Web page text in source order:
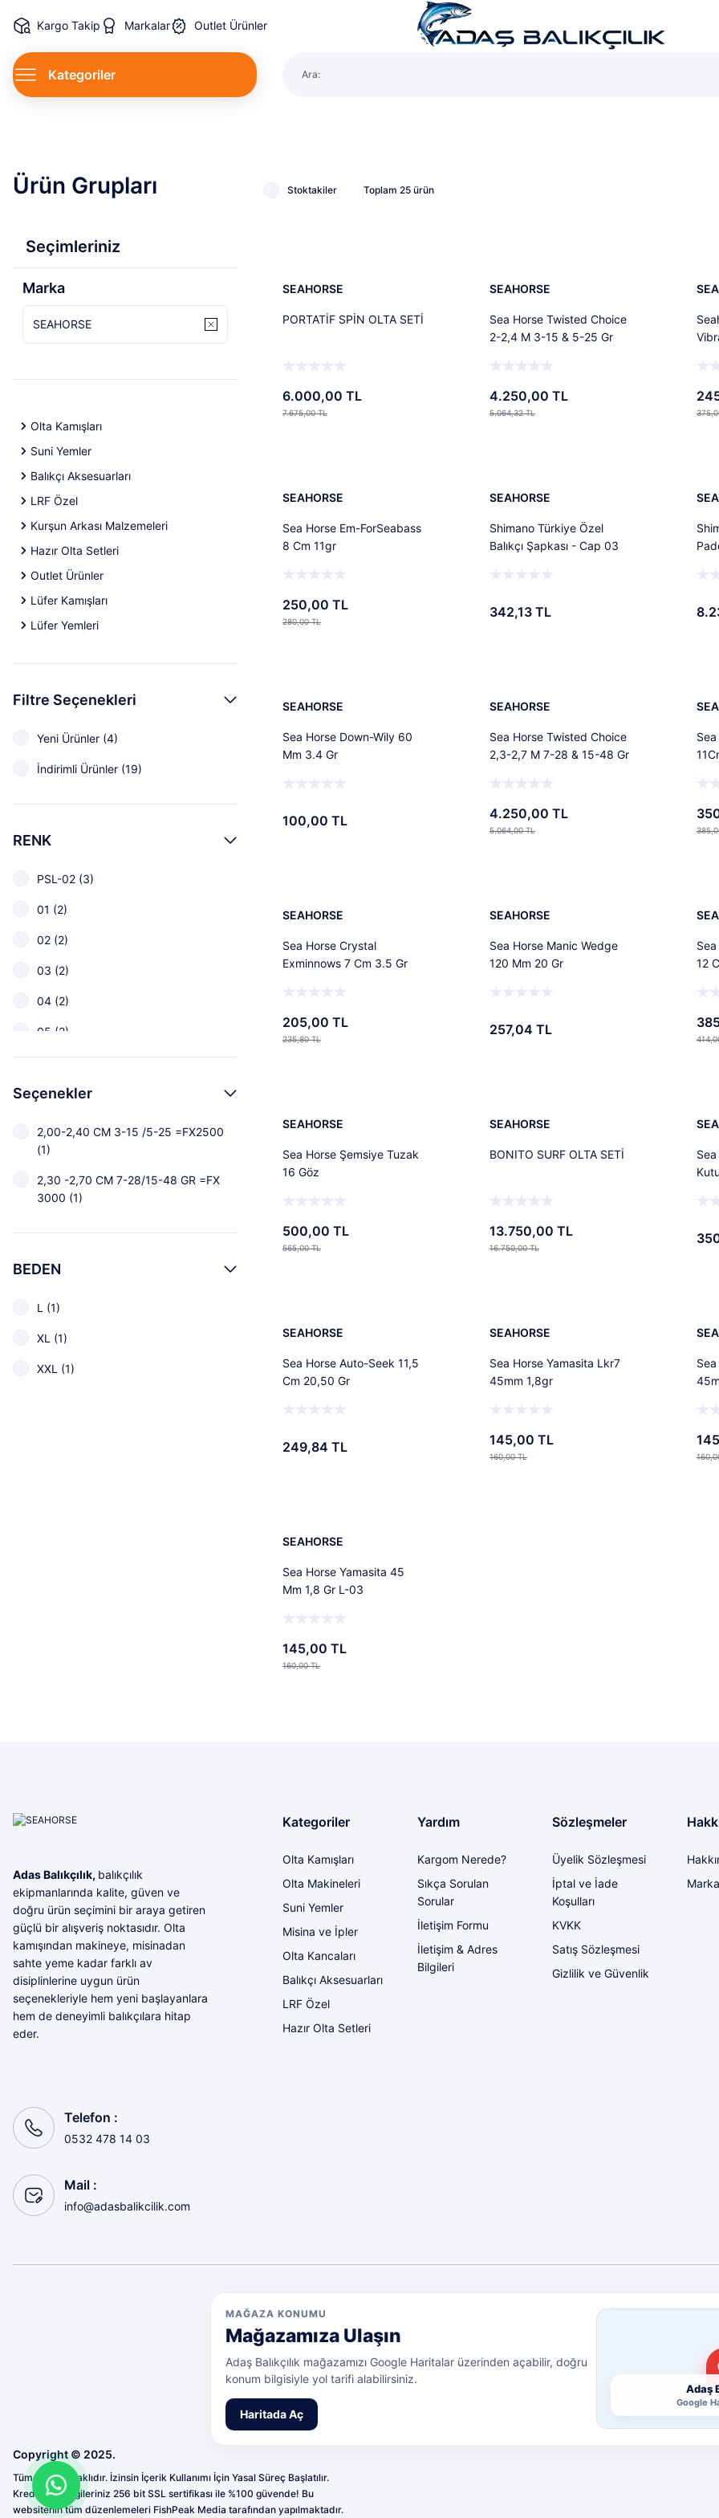
Kargo Takip Markalar Outlet Ürünler
Kategoriler Ara:
Ürün Grupları
Seçimleriniz
Marka
SEAHORSE
Olta Kamışları
Suni Yemler
Balıkçı Aksesuarları
LRF Özel
Kurşun Arkası Malzemeleri
Hazır Olta Setleri
Outlet Ürünler
Lüfer Kamışları
Lüfer Yemleri
Filtre Seçenekleri
Yeni Ürünler (4)
İndirimli Ürünler (19)
RENK
PSL-02 (3)
01 (2)
02 (2)
03 (2)
04 (2)
05 (2)
06 (2)
07 (2)
09 (2)
Bbl-05 (1)
CD-20 (1)
Classic Lazer (1)
Deep Grouper (1)
FROZEN COD (1)
LEMON RAİNBOW (1)
LEMON SHİNE II (1)
LK-08 (1)
LK-22 (1)
Luscious (1)
LZ-NK01 (1)
Magic Chart (1)
Ol-tl12 (1)
Pink Sardine (1)
ST-03 (1)
ST-05 (1)
Seçenekler
2,00-2,40 CM 3-15 /5-25 =FX2500
(1)
2,30 -2,70 CM 7-28/15-48 GR =FX
3000 (1)
BEDEN
L (1)
XL (1)
XXL (1)
Stoktakiler Toplam 25 ürün
SEAHORSE
PORTATİF SPİN OLTA SETİ
6.000,00 TL
7.675,00 TL
SEAHORSE
Sea Horse Twisted Choice
2-2,4 M 3-15 & 5-25 Gr
4.250,00 TL
5.064,32 TL
SEAHORSE
Sea Horse Em-ForSeabass
8 Cm 11gr
250,00 TL
280,00 TL
SEAHORSE
Shimano Türkiye Özel
Balıkçı Şapkası - Cap 03
342,13 TL
SEAHORSE
Sea Horse Down-Wily 60
Mm 3.4 Gr
100,00 TL
SEAHORSE
Sea Horse Twisted Choice
2,3-2,7 M 7-28 & 15-48 Gr
4.250,00 TL
5.064,00 TL
SEAHORSE
Sea Horse Crystal
Exminnows 7 Cm 3.5 Gr
205,00 TL
235,80 TL
SEAHORSE
Sea Horse Manic Wedge
120 Mm 20 Gr
257,04 TL
12
SEAHORSE
Sea Horse Şemsiye Tuzak
16 Göz
500,00 TL
565,00 TL
SEAHORSE
BONITO SURF OLTA SETİ
13.750,00 TL
16.750,00 TL
SEAHORSE
Sea Horse Auto-Seek 11,5
Cm 20,50 Gr
249,84 TL
SEAHORSE
Sea Horse Yamasita Lkr7
45mm 1,8gr
145,00 TL
160,00 TL
SEAHORSE
Sea Horse Yamasita 45
Mm 1,8 Gr L-03
145,00 TL
160,00 TL
Adas Balıkçılık, balıkçılık
ekipmanlarında kalite, güven ve
doğru ürün seçimini bir araya getiren
güçlü bir alışveriş noktasıdır. Olta
kamışından makineye, misinadan
sahte yeme kadar farklı av
disiplinlerine uygun ürün
seçenekleriyle hem yeni başlayanlara
hem de deneyimli balıkçılara hitap
eder.
Telefon :
0532 478 14 03
Mail :
info@adasbalikcilik.com
Kategoriler
Olta Kamışları
Olta Makineleri
Suni Yemler
Misina ve İpler
Olta Kancaları
Balıkçı Aksesuarları
LRF Özel
Hazır Olta Setleri
Yardım
Kargom Nerede?
Sıkça Sorulan
Sorular
İletişim Formu
İletişim & Adres
Bilgileri
Sözleşmeler
Üyelik Sözleşmesi
İptal ve İade
Koşulları
KVKK
Satış Sözleşmesi
Gizlilik ve Güvenlik
MAĞAZA KONUMU
Mağazamıza Ulaşın
Adaş Balıkçılık mağazamızı Google Haritalar üzerinden açabilir, doğru
konum bilgisiyle yol tarifi alabilirsiniz.
Haritada Aç
Adaş
Google
Copyright © 2025.
Tüm Hakları Saklıdır. İzinsin İçerik Kullanımı İçin Yasal Süreç Başlatılır.
Kredi kartı bilgileriniz 256 bit SSL sertifikası ile %100 güvende! Bu
websitenin tüm düzenlemeleri FishPeak Media tarafından yapılmaktadır.